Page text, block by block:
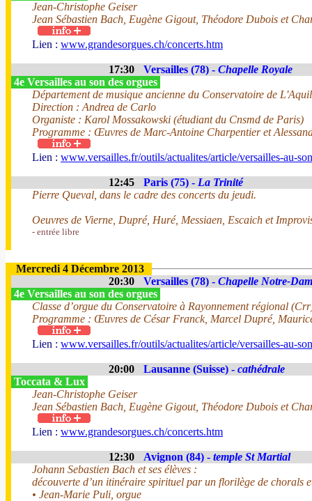
Jean-Christophe Geiser
Jean Sébastien Bach, Eugène Gigout, Théodore Dubois et
Lien : www.grandesorgues.ch/concerts.htm
17:30 Versailles (78) - Chapelle Royale
4e Versailles au son des orgues
Département de musique ancienne du Conservatoire de
Direction : Andrea de Carlo
Organiste : Karol Mossakowski (étudiant du Cnsmd de Paris)
Programme : Œuvres de Marc-Antoine Charpentier et
Lien : www.versailles.fr/outils/actualites/article/versailles-au-
12:45 Paris (75) - La Trinité
Pierre Queval, dans le cadre des concerts du jeudi.
Oeuvres de Vierne, Dupré, Huré, Messiaen, Escaich et
- entrée libre
Mercredi 4 Décembre 2013
20:30
Versailles (78) - Chapelle Notre-
4e Versailles au son des orgues
Classe d’orgue du Conservatoire à Rayonnement régional
Programme : Œuvres de César Franck, Marcel Dupré,
Lien : www.versailles.fr/outils/actualites/article/versailles-au-
20:00 Lausanne (Suisse) - cathédrale
Toccata & Lux
Jean-Christophe Geiser
Jean Sébastien Bach, Eugène Gigout, Théodore Dubois et
Lien : www.grandesorgues.ch/concerts.htm
12:30 Avignon (84) - temple St Martial
Johann Sebastien Bach et ses élèves :
découverte d’un itinéraire spirituel par un florilège de chorals
• Jean-Marie Puli, orgue